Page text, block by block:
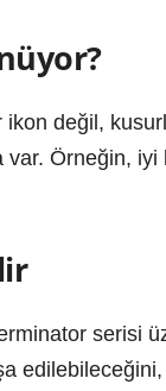
ikon değil,
var. Örneğin, iyi
serisi
edilebileceğini,